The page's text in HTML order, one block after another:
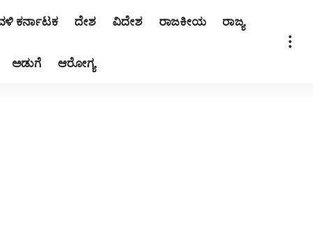
ಕರ್ನಾಟಕ ದೇಶ ವಿದೇಶ ರಾಜಕೀಯ ರಾಜ್ಯ
ಅಡುಗೆ ಆರೋಗ್ಯ